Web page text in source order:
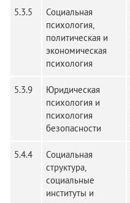
5.3.5
Социальная
психология,
политическая и
экономическая
психология
5.3.9
Юридическая
психология и
психология
безопасности
5.4.4
Социальная
структура,
социальные
институты и